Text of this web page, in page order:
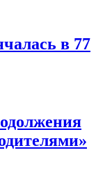
в 77